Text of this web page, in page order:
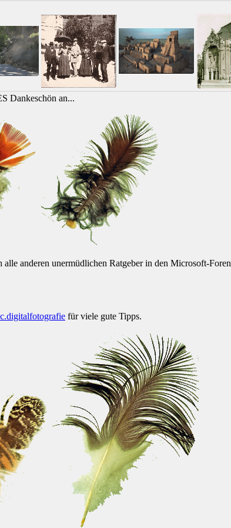
Dankeschön an...
alle anderen unermüdlichen Ratgeber in den Microsoft-Foren
für viele gute Tipps.